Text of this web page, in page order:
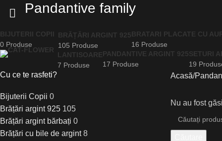
Pandantive family
BIJUTERII COPII
0 Produse
BRĂȚĂRI ARGINT 925
105 Produse
BRATARI PLACATE CU
16 Produse
LANTISOARE
7 Produse
PANDANTIVE ARGINT 925
17 Produse
SETURI
19
Cu ce te rasfeti?
Bijuterii Copii 0
Brățări argint 925 105
Brățări argint bărbați 0
Brățări cu bile de argint 8
Acasă
Nu au fost